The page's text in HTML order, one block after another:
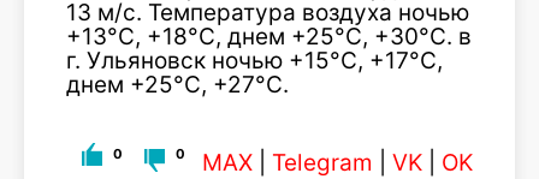
13 м/с. Температура воздуха ночью
+13°С, +18°С, днем +25°С, +30°С. в
г. Ульяновск ночью +15°С, +17°С,
днем +25°С, +27°С.
0 0 MAX Telegram VK OK